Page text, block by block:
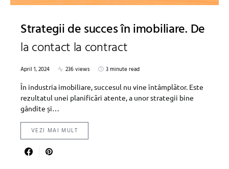
Strategii de succes în imobiliare. De
la contact la contract
April 1, 2024 236 views
3 minute read
În industria imobiliare, succesul nu vine întâmplător. Este
rezultatul unei planificări atente, a unor strategii bine
gândite și…
VEZI MAI MULT